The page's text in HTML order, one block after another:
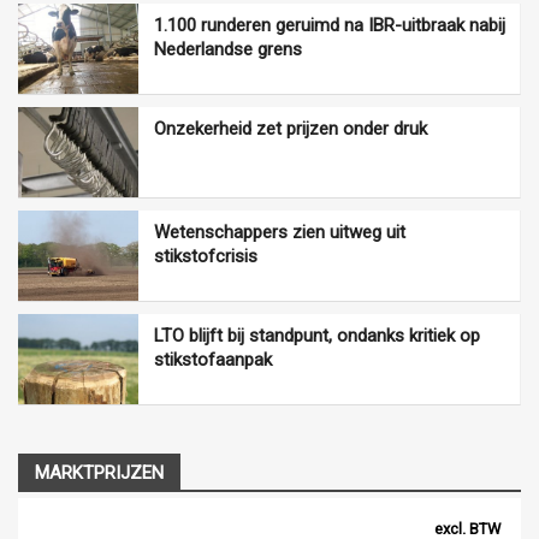
1.100 runderen geruimd na IBR-uitbraak nabij
Nederlandse grens
Onzekerheid zet prijzen onder druk
Wetenschappers zien uitweg uit
stikstofcrisis
LTO blijft bij standpunt, ondanks kritiek op
stikstofaanpak
MARKTPRIJZEN
excl. BTW